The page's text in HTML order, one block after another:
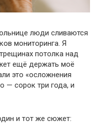
люди сливаются
мониторинга. Я
потолка над
ещё держать моё
это «осложнения
— сорок три года, и
и тот же сюжет: